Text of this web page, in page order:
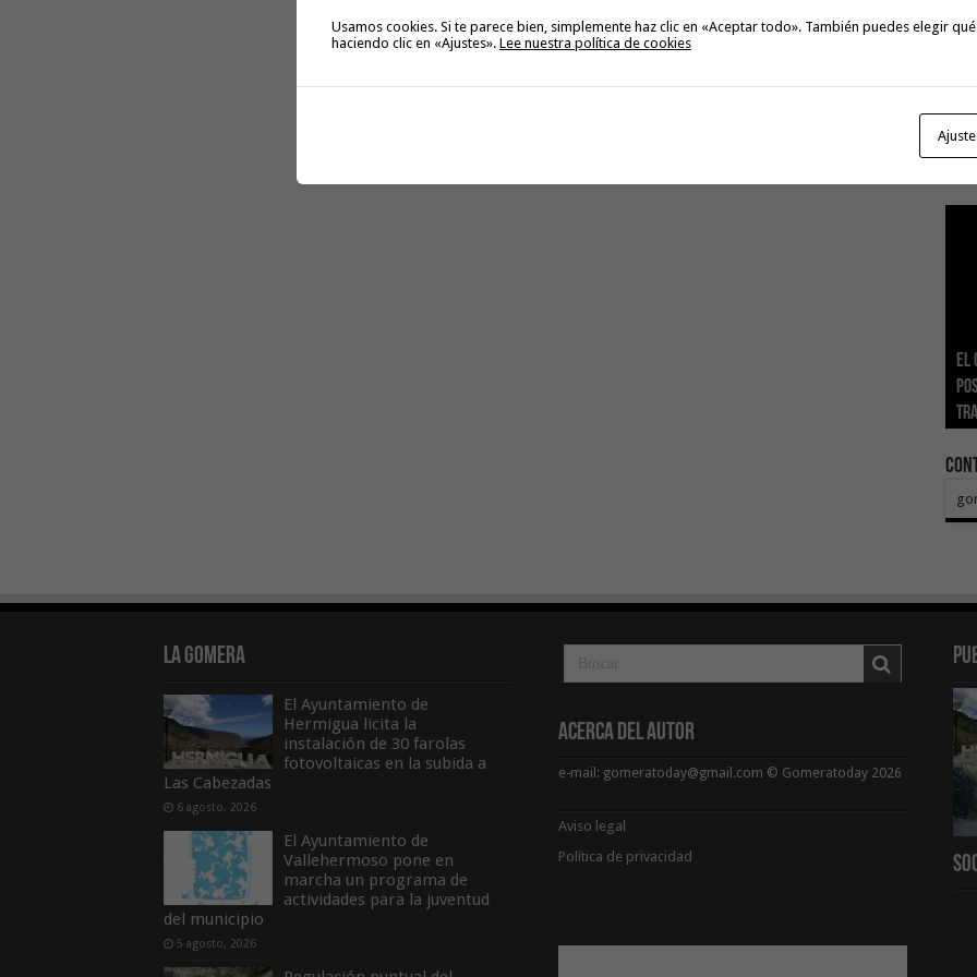
El
El
La Gomera
El Ayuntamiento de
Hermigua licita la
instalación de 30 farolas
fotovoltaicas en la subida a
Las Cabezadas
6 agosto, 2026
El Ayuntamiento de
Vallehermoso pone en
marcha un programa de
actividades para la juventud
del municipio
5 agosto, 2026
Acerca del Autor
e-mail: gomeratoday@gmail.com © Gomeratoday 2026
Aviso legal
Política de privacidad
Usamos cookies. Si te parece bien, simplemente haz clic en «Aceptar todo». También puedes elegir
haciendo clic en «Ajustes». Lee nuestra política de cookies